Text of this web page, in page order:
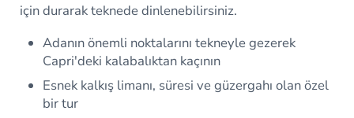
için durarak teknede dinlenebilirsiniz.
Adanın önemli noktalarını tekneyle gezerek
Capri'deki kalabalıktan kaçının
Esnek kalkış limanı, süresi ve güzergahı olan özel
bir tur